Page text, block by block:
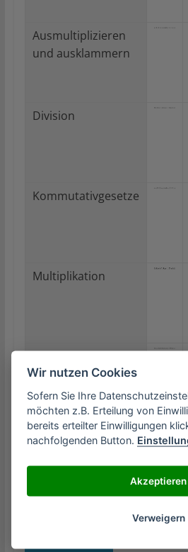
Ausmultiplizieren
und ausklammern
Division
Kommutativgesetze
Multiplikation
Subtraktion
In Ihrer Formelsammlung sind :
PDF erstellen
Wir nutzen Cookies
Sofern Sie Ihre
möchten z.B. Erteilung von
bereits erteilter Einwilligungen
nachfolgenden Button.
Akzeptieren
Verweigern